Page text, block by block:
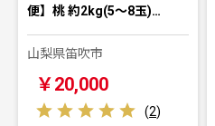
便】桃 約2kg(5～8玉)…
山梨県笛吹市
￥20,000
(2)